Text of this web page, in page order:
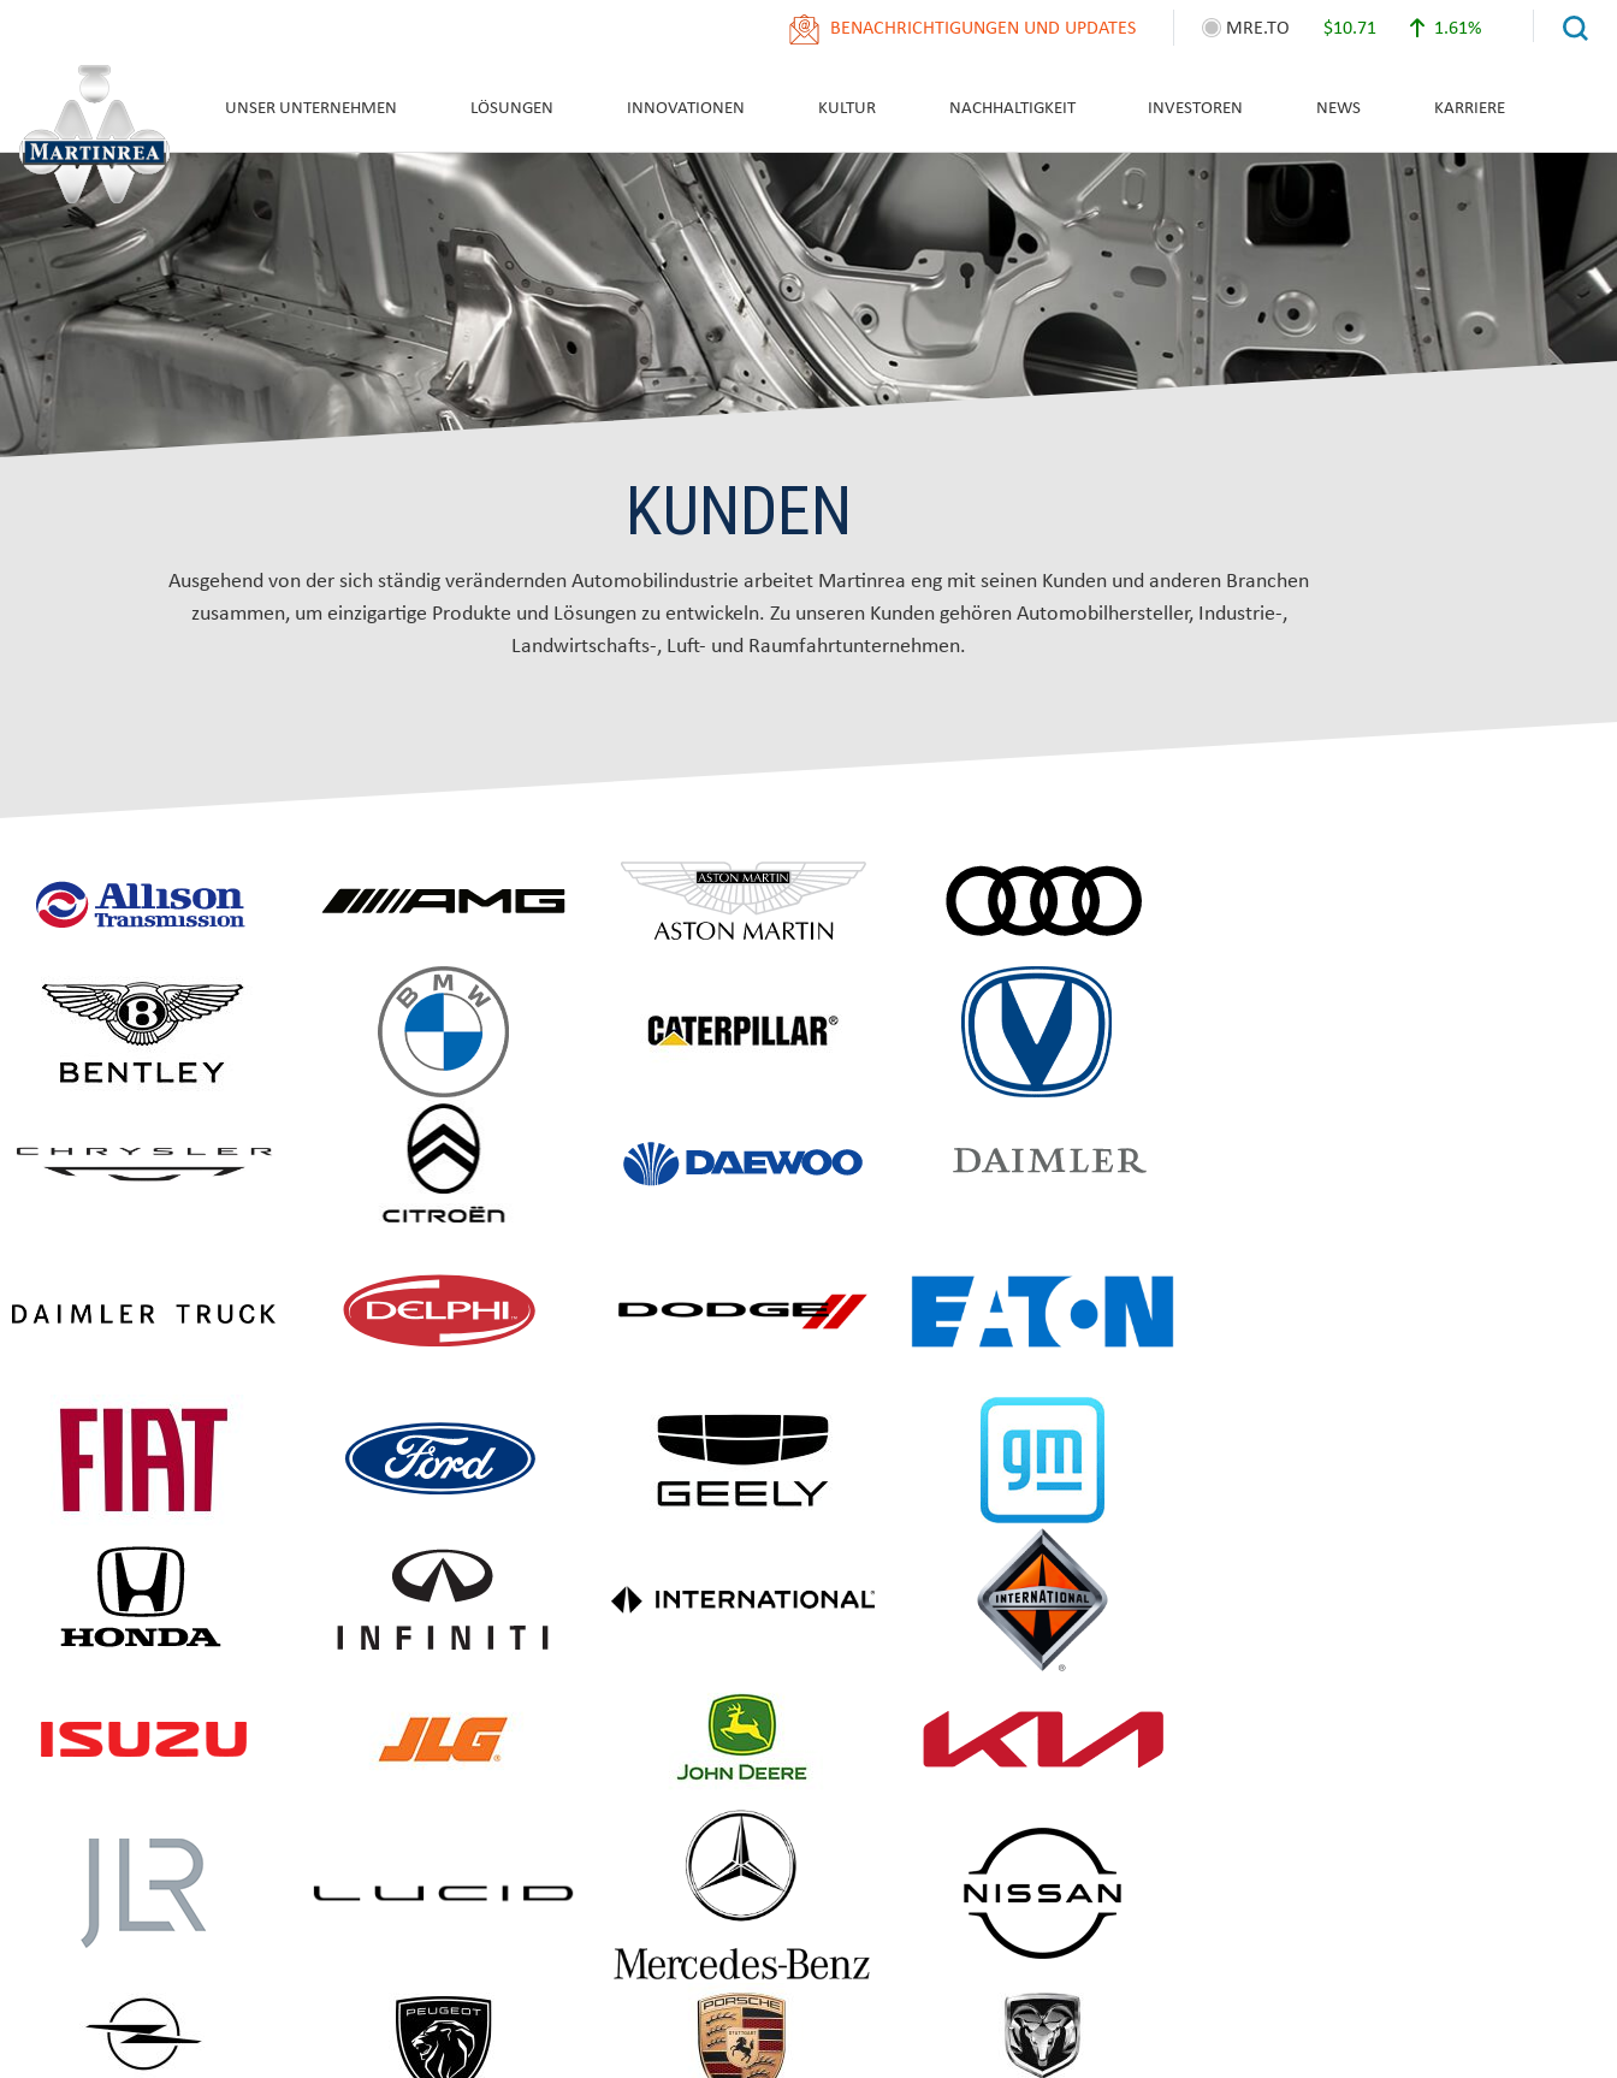
MRE.TO $10.71 1.61%
BENACHRICHTIGUNGEN UND UPDATES
UNSER UNTERNEHMEN LÖSUNGEN INNOVATIONEN KULTUR NACHHALTIGKEIT INVESTOREN NEWS KARRIERE
KUNDEN
Ausgehend von der sich ständig verändernden Automobilindustrie arbeitet Martinrea eng mit seinen Kunden und anderen Branchen
zusammen, um einzigartige Produkte und Lösungen zu entwickeln. Zu unseren Kunden gehören Automobilhersteller, Industrie-,
Landwirtschafts-, Luft- und Raumfahrtunternehmen.